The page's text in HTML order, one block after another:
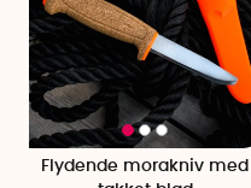
Flydende morakniv med